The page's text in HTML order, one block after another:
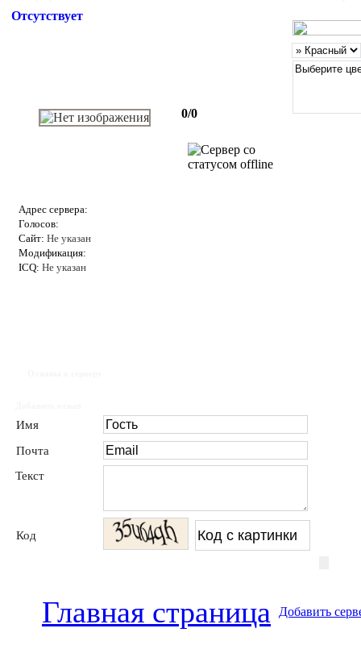
Отсутствует
0/0
Адрес сервера:
Голосов:
Сайт: Не указан
Модификация:
ICQ: Не указан
Имя
Почта
Текст
Код
Главная страница Добавить